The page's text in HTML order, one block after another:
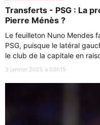
Transferts - PSG : La
Pierre Ménès ?
Le feuilleton Nuno Mendes
PSG, puisque le latéral
le club de la capitale en
3 janvier 2025 à 03h15